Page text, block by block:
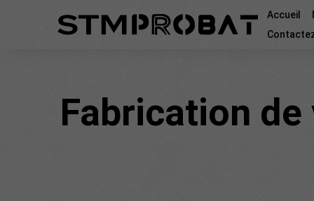
Accueil
Fabrication